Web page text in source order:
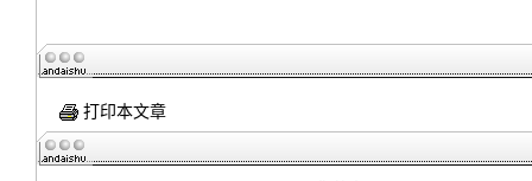
打印本文章